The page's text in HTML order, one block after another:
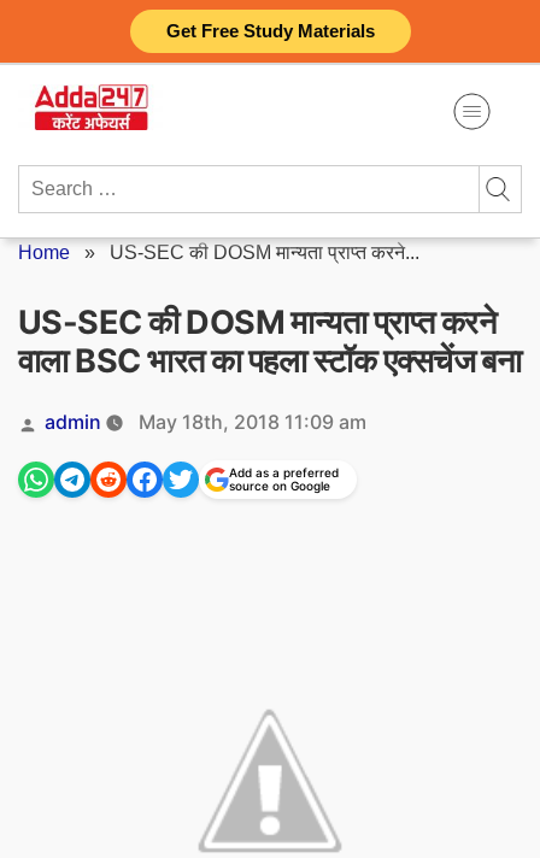
Get Free Study Materials
content
Search
Home » US-SEC की DOSM मान्यता प्राप्त करने...
US-SEC की DOSM मान्यता प्राप्त करने
वाला BSC भारत का पहला स्टॉक एक्सचेंज बना
Posted
by
admin May 18th, 2018 11:09 am
Add as a preferred
source on Google